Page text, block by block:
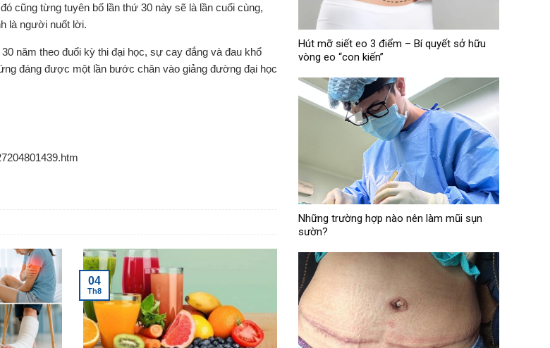
cũng từng tuyên bố lần thứ 30 này sẽ là lần cuối cùng,
là người nuốt lời.
năm theo đuổi kỳ thi đại học, sự cay đắng và đau khổ
đáng được một lần bước chân vào giảng đường đại học
04
Th8
Hút mỡ siết eo 3 điểm – Bí quyết sở hữu
vòng eo “con kiến”
Những trường hợp nào nên làm mũi sụn
sườn?